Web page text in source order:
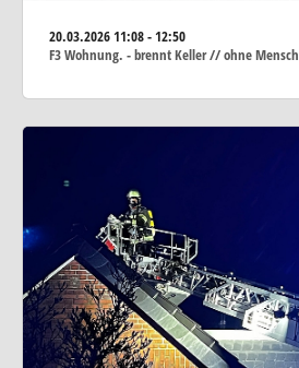
20.03.202611:08 - 12:50
F3 Wohnung. - brennt Keller // ohne